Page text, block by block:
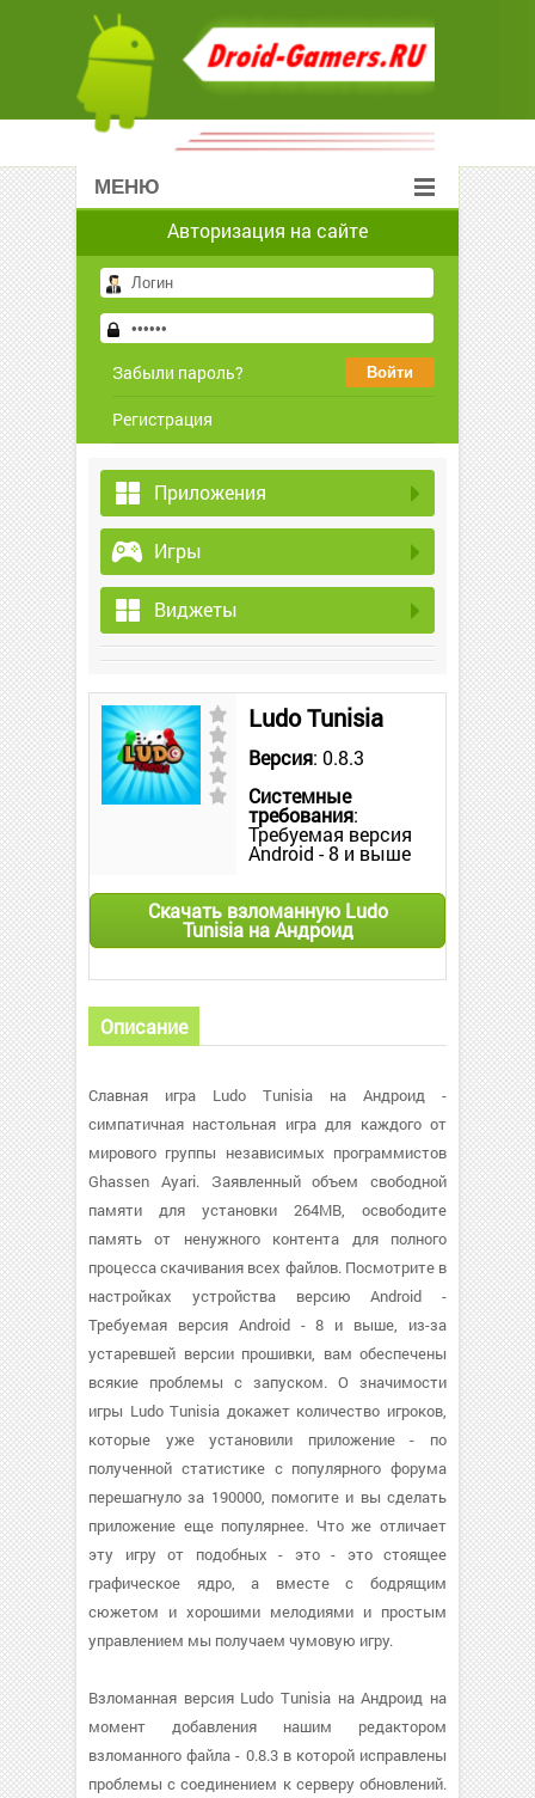
МЕНЮ
Авторизация на сайте
Забыли пароль?
Регистрация
Приложения
Игры
Виджеты
Ludo Tunisia
Версия: 0.8.3
Системные
требования:
Требуемая версия
Android - 8 и выше
Скачать взломанную Ludo
Tunisia на Андроид
Описание
Славная игра Ludo Tunisia на Андроид -
симпатичная настольная игра для каждого от
мирового группы независимых программистов
Ghassen Ayari. Заявленный объем свободной
памяти для установки 264MB, освободите
память от ненужного контента для полного
процесса скачивания всех файлов. Посмотрите в
настройках устройства версию Android -
Требуемая версия Android - 8 и выше, из-за
устаревшей версии прошивки, вам обеспечены
всякие проблемы с запуском. О значимости
игры Ludo Tunisia докажет количество игроков,
которые уже установили приложение - по
полученной статистике с популярного форума
перешагнуло за 190000, помогите и вы сделать
приложение еще популярнее. Что же отличает
эту игру от подобных - это - это стоящее
графическое ядро, а вместе с бодрящим
сюжетом и хорошими мелодиями и простым
управлением мы получаем чумовую игру.
Взломанная версия Ludo Tunisia на Андроид на
момент добавления нашим редактором
взломанного файла - 0.8.3 в которой исправлены
проблемы с соединением к серверу обновлений.